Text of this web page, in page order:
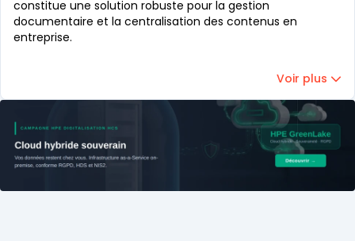
constitue une solution robuste pour la gestion
documentaire et la centralisation des contenus en
entreprise.
Voir plus